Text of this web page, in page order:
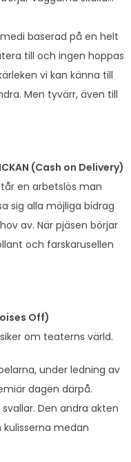
baserad på en helt
till och ingen hoppas
vi kan känna till
Men tyvärr, även till
(Cash on Delivery)
en arbetslös man
sig alla möjliga bidrag
av. När pjäsen börjar
och farskarusellen
Off)
om teaterns värld.
under ledning av
dagen därpå.
Den andra akten
medan